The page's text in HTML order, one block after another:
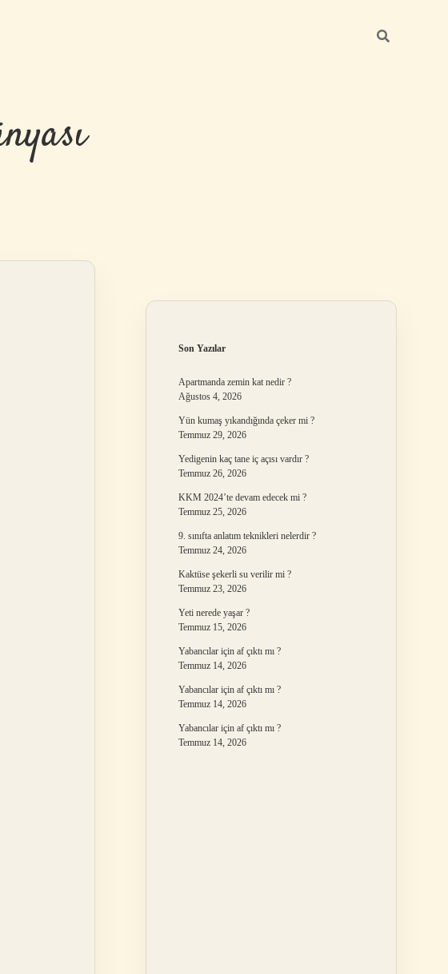
Son Yazılar
Apartmanda zemin kat nedir ?
Ağustos 4, 2026
Yün kumaş yıkandığında çeker mi ?
Temmuz 29, 2026
Yedigenin kaç tane iç açısı vardır ?
Temmuz 26, 2026
KKM 2024’te devam edecek mi ?
Temmuz 25, 2026
9. sınıfta anlatım teknikleri nelerdir ?
Temmuz 24, 2026
Kaktüse şekerli su verilir mi ?
Temmuz 23, 2026
Yeti nerede yaşar ?
Temmuz 15, 2026
Yabancılar için af çıktı mı ?
Temmuz 14, 2026
Yabancılar için af çıktı mı ?
Temmuz 14, 2026
Yabancılar için af çıktı mı ?
Temmuz 14, 2026